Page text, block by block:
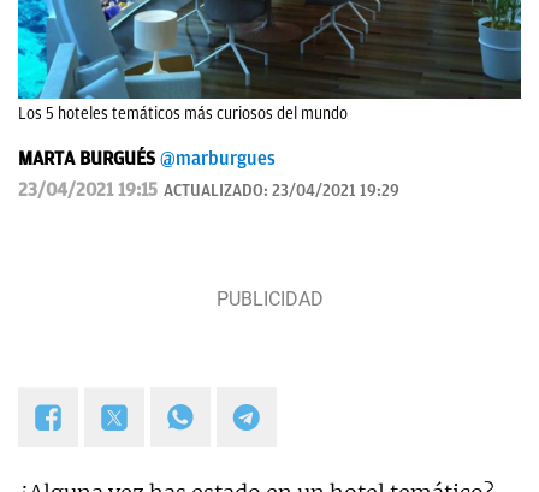
Los 5 hoteles temáticos más curiosos del mundo
MARTA BURGUÉS @marburgues
23/04/2021 19:15 ACTUALIZADO: 23/04/2021 19:29